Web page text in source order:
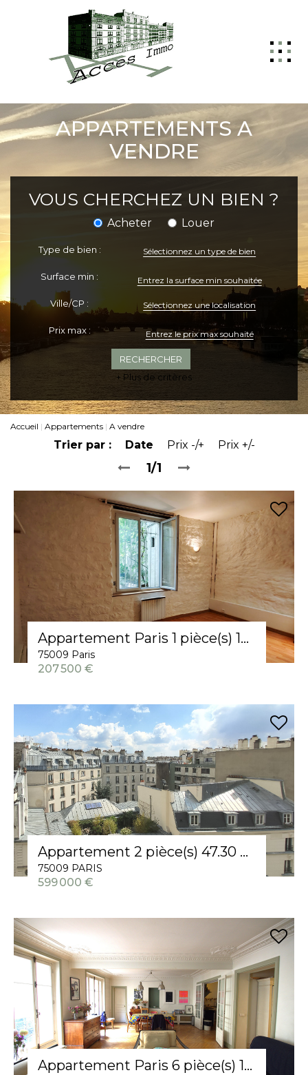
ACCUEIL
GESTION
LOCATION
NOTRE AGENCE
NOUS CONTACTER
APPARTEMENTS A
VENDRE
VOUS CHERCHEZ UN BIEN ?
Acheter Louer
Type de bien : Sélectionnez un type de bien
Surface min :
Ville/CP : Sélectionnez une localisation
Prix max :
+ Plus de critères
Accueil Appartements A vendre
Trier par : Date Prix -/+ Prix +/-
1/1
Appartement Paris 1 pièce(s) 19.79 m2
75009 Paris
207 500 €
Appartement 2 pièce(s) 47.30 m2
75009 PARIS
599 000 €
Appartement Paris 6 pièce(s) 174.49 m2